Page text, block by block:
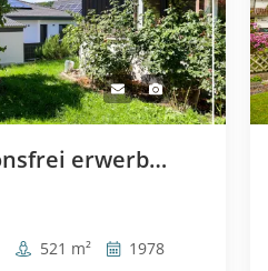
Jetzt provisionsfrei erwerben: Freistehendes Familienhaus in Dettingen
521 m²
1978